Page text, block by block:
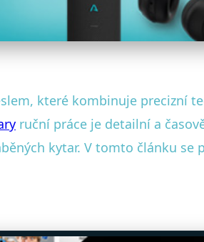
které kombinuje precizní
ruční práce je detailní a
kytar. V tomto článku